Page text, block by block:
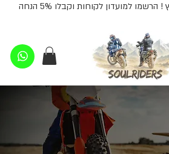
משלוחים חינם לכל הארץ ! הרשמו למועדון לקוחות וקבלו 5% הנחה